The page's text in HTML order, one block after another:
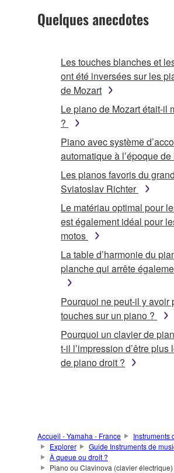
Quelques anecdotes
Les touches blanches et
ont été inversées sur les
de Mozart
Le piano de Mozart était-il
?
Piano avec système
automatique à l’époque
Les pianos favoris du
Sviatoslav Richter
Le matériau optimal pour
est également idéal pour
motos
La table d’harmonie du
planche qui arrête
Pourquoi ne peut-il y avoir
touches sur un piano ?
Pourquoi un clavier de
t-il l’impression d’être plus
de piano droit ?
Accueil - Yamaha - France Instruments
Explorer
Guide Instruments de
À queue ou droit ?
Piano ou Clavinova (clavier électrique)